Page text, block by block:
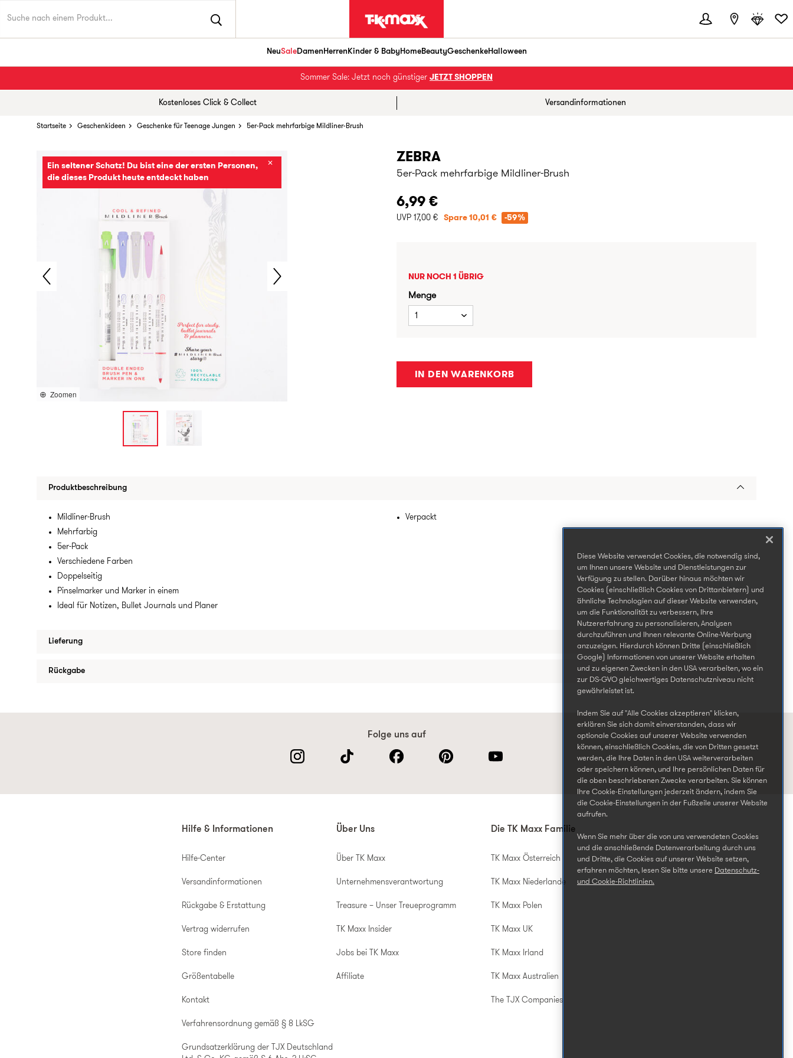
NeuSaleDamenHerrenKinder & BabyHomeBeautyGeschenkeHalloween
Sommer Sale: Jetzt noch günstiger JETZT SHOPPEN
Kostenloses Click & Collect Versandinformationen
Startseite Geschenkideen Geschenke für Teenage Jungen 5er-Pack mehrfarbige Mildliner-Brush
Ein seltener Schatz! Du bist eine der ersten Personen,
die dieses Produkt heute entdeckt haben
✕
Zoomen
ZEBRA
5er-Pack mehrfarbige Mildliner-Brush
6,99 €
UVP 17,00 € Spare 10,01 € -59%
NUR NOCH 1 ÜBRIG
Menge
1
IN DEN WARENKORB
Produktbeschreibung
Mildliner-Brush
Mehrfarbig
5er-Pack
Verschiedene Farben
Doppelseitig
Pinselmarker und Marker in einem
Ideal für Notizen, Bullet Journals und Planer
Verpackt
Lieferung
Rückgabe
Folge uns auf
Hilfe & Informationen
Hilfe-Center
Versandinformationen
Rückgabe & Erstattung
Vertrag widerrufen
Store finden
Größentabelle
Kontakt
Verfahrensordnung gemäß § 8 LkSG
Grundsatzerklärung der TJX Deutschland
Über Uns
Über TK Maxx
Unternehmensverantwortung
Treasure – Unser Treueprogramm
TK Maxx Insider
Jobs bei TK Maxx
Affiliate
Die TK Maxx Familie
TK Maxx Österreich
TK Maxx Niederlande
TK Maxx Polen
TK Maxx UK
TK Maxx Irland
TK Maxx Australien
The TJX Companies
Diese Website verwendet Cookies, die notwendig sind,
um Ihnen unsere Website und Dienstleistungen zur
Verfügung zu stellen. Darüber hinaus möchten wir
Cookies (einschließlich Cookies von Drittanbietern) und
ähnliche Technologien auf dieser Website verwenden,
um die Funktionalität zu verbessern, Ihre
Nutzererfahrung zu personalisieren, Analysen
durchzuführen und Ihnen relevante Online-Werbung
anzuzeigen. Hierdurch können Dritte (einschließlich
Google) Informationen von unserer Website erhalten
und zu eigenen Zwecken in den USA verarbeiten, wo ein
zur DS-GVO gleichwertiges Datenschutzniveau nicht
gewährleistet ist.
Indem Sie auf "Alle Cookies akzeptieren" klicken,
erklären Sie sich damit einverstanden, dass wir
optionale Cookies auf unserer Website verwenden
können, einschließlich Cookies, die von Dritten gesetzt
werden, die Ihre Daten in den USA weiterverarbeiten
oder speichern können, und Ihre persönlichen Daten für
die oben beschriebenen Zwecke verarbeiten. Sie können
Ihre Cookie-Einstellungen jederzeit ändern, indem Sie
die Cookie-Einstellungen in der Fußzeile unserer Website
aufrufen.
Wenn Sie mehr über die von uns verwendeten Cookies
und die anschließende Datenverarbeitung durch uns
und Dritte, die Cookies auf unserer Website setzen,
erfahren möchten, lesen Sie bitte unsere Datenschutz-
und Cookie-Richtlinien.